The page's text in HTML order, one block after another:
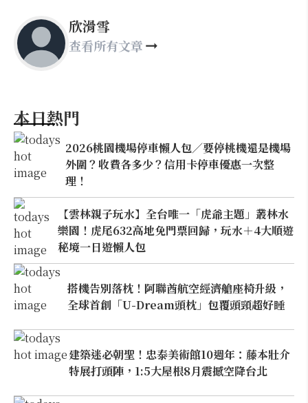
欣滑雪
查看所有文章
本日熱門
2026桃園機場停車懶人包／要停桃機還是機場
外圍？收費各多少？信用卡停車優惠一次整
理！
【雲林親子玩水】全台唯一「虎爺主題」叢林水
樂園！虎尾632高地免門票回歸，玩水＋4大順遊
秘境一日遊懶人包
搭機告別落枕！阿聯酋航空經濟艙座椅升級，
全球首創「U-Dream頭枕」包覆頭頸超好睡
建築迷必朝聖！忠泰美術館10週年：藤本壯介
特展打頭陣，1:5大屋根8月震撼空降台北